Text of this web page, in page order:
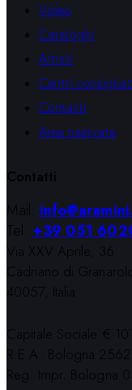
Video
Cataloghi
Artisti
Centri
Contatti
Area riservata
Contatti
Mail:
Tel:+39 051
Via XXV Aprile, 36
Cadriano di
40057, Italia
Capitale Sociale €
R.E.A. Bologna
Reg. Impr. Bologna